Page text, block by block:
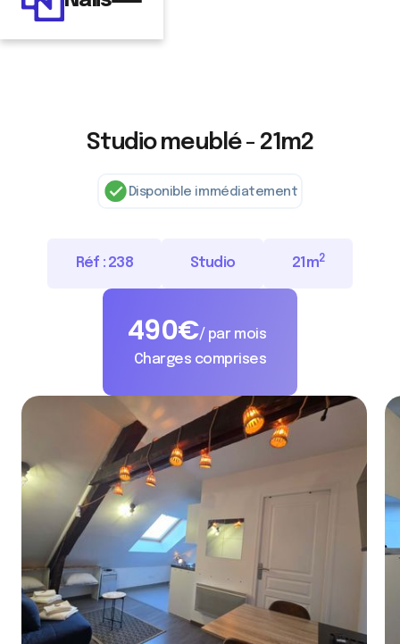
Studio meublé - 21m2
Disponible immédiatement
Réf : 238 Studio 21 m2
490€/ par mois
Charges comprises